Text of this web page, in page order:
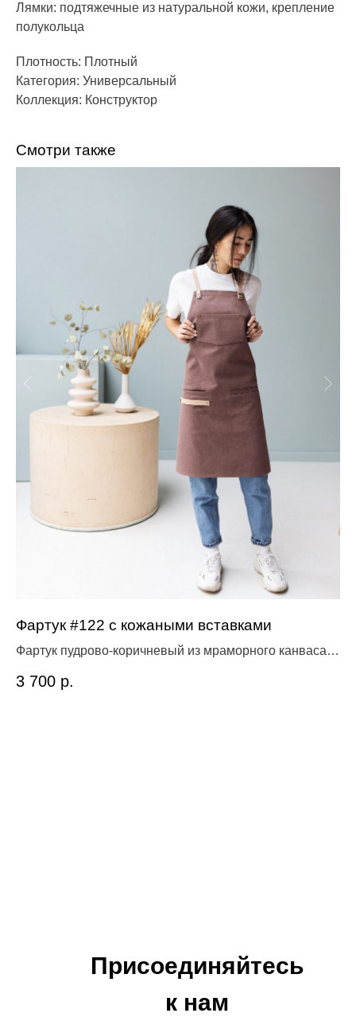
Лямки: подтяжечные из натуральной кожи, крепление
полукольца
Плотность: Плотный
Категория: Универсальный
Коллекция: Конструктор
Смотри также
Фартук #122 с кожаными вставками
Фартук пудрово-коричневый из мраморного канваса с
3 700 р.
Присоединяйтесь
к нам